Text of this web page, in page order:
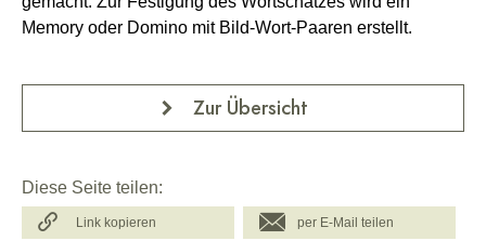
Memory oder Domino mit Bild-Wort-Paaren erstellt.
Zur Übersicht
Diese Seite teilen:
Link kopieren per E-Mail teilen